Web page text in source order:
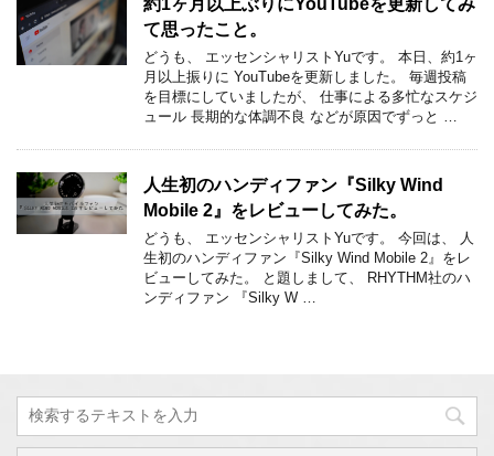
約1ヶ月以上ぶりにYouTubeを更新してみ
て思ったこと。
どうも、 エッセンシャリストYuです。 本日、約1ヶ
月以上振りに YouTubeを更新しました。 毎週投稿
を目標にしていましたが、 仕事による多忙なスケジ
ュール 長期的な体調不良 などが原因でずっと …
人生初のハンディファン『Silky Wind
Mobile 2』をレビューしてみた。
どうも、 エッセンシャリストYuです。 今回は、 人
生初のハンディファン『Silky Wind Mobile 2』をレ
ビューしてみた。 と題しまして、 RHYTHM社のハ
ンディファン 『Silky W …